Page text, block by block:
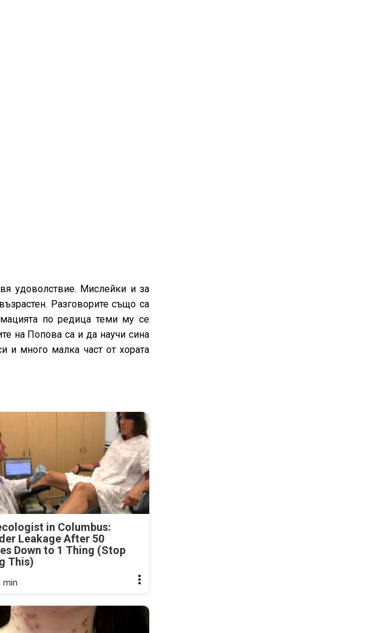
удоволствие. Мислейки и за
Разговорите също са
по редица теми му се
на Попова са и да научи сина
и много малка част от хората
in Columbus:
Leakage After 50
Down to 1 Thing (Stop
This)
min